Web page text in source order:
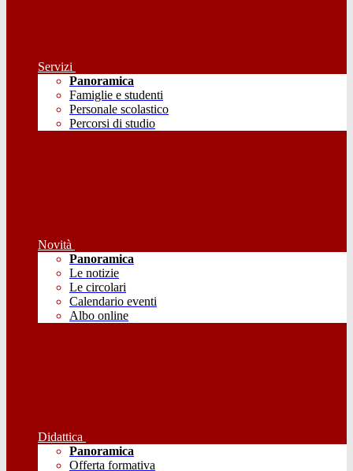
Servizi
Panoramica
Famiglie e studenti
Personale scolastico
Percorsi di studio
Novità
Panoramica
Le notizie
Le circolari
Calendario eventi
Albo online
Didattica
Panoramica
Offerta formativa